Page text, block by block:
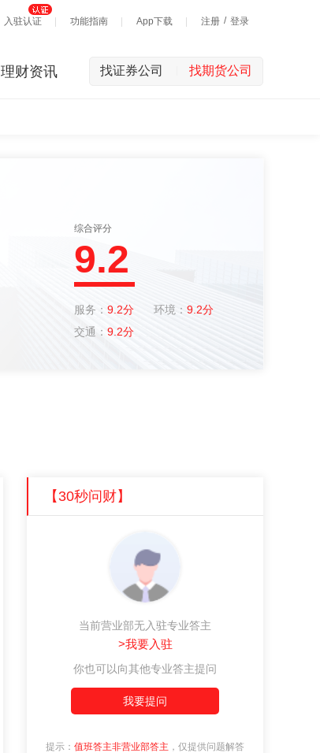
入驻认证 功能指南 App下载 注册 / 登录
理财资讯 找证券公司 找期货公司
综合评分
9.2
服务： 9.2分 环境： 9.2分
交通： 9.2分
【30秒问财】
当前营业部无入驻专业答主
>我要入驻
你也可以向其他专业答主提问
我要提问
提示： 值班答主非营业部答主 ，仅提供问题解答